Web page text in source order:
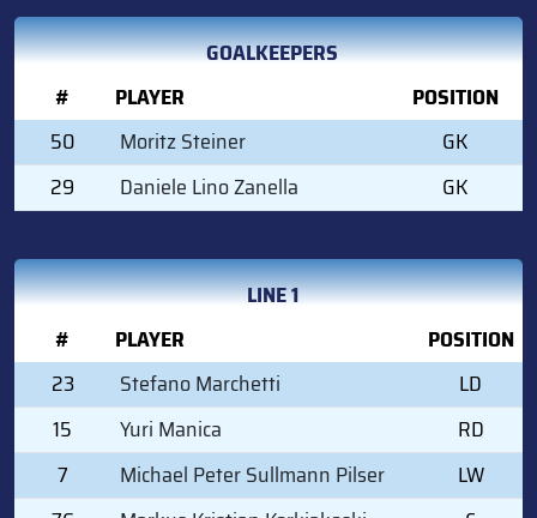
GOALKEEPERS
#
PLAYER
POSITION
50
Moritz Steiner
GK
29
Daniele Lino Zanella GK
LINE 1
#
PLAYER
POSITION
23
Stefano Marchetti
LD
15
Yuri Manica
RD
7
Michael Peter Sullmann Pilser
LW